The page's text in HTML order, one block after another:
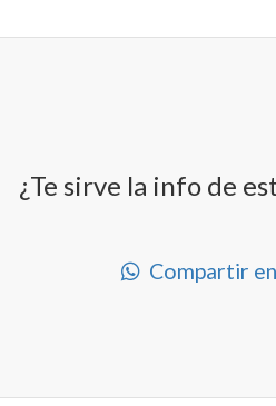
¿Te sirve la info de
Compartir